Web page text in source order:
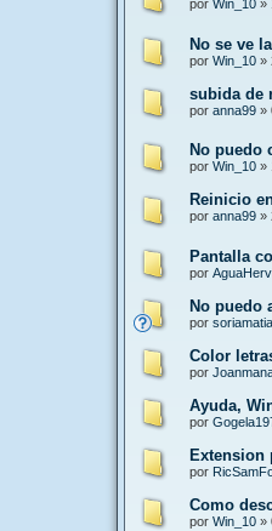
por Win_10 »
No se ve
por Win_10 »
subida de
por anna99 »
No puedo
por Win_10 »
Reinicio
por anna99 »
Pantalla
por
No puedo
por
Color
por
Ayuda,
por
Extension
por
Como
por Win_10 »